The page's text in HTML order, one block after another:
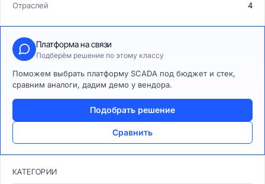
Отраслей 4
Платформа на связи
Подберём решение по этому классу
Поможем выбрать платформу SCADA под бюджет и стек,
сравним аналоги, дадим демо у вендора.
Подобрать решение
Сравнить
КАТЕГОРИИ